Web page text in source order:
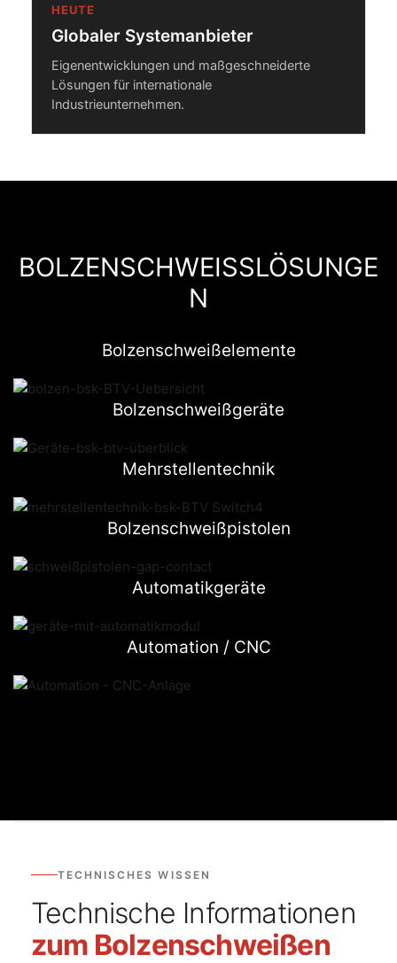
HEUTE
Globaler Systemanbieter
Eigenentwicklungen und maßgeschneiderte
Lösungen für internationale
Industrieunternehmen.
BOLZENSCHWEISSLÖSUNGE
N
Bolzenschweißelemente
Bolzenschweißgeräte
Mehrstellentechnik
Bolzenschweißpistolen
Automatikgeräte
Automation / CNC
TECHNISCHES WISSEN
Technische Informationen
zum Bolzenschweißen